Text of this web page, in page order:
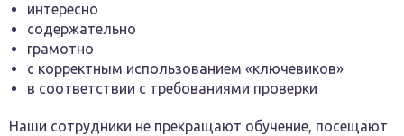
интересно
содержательно
грамотно
с корректным использованием «ключевиков»
в соответствии с требованиями проверки
Наши сотрудники не прекращают обучение, посещают